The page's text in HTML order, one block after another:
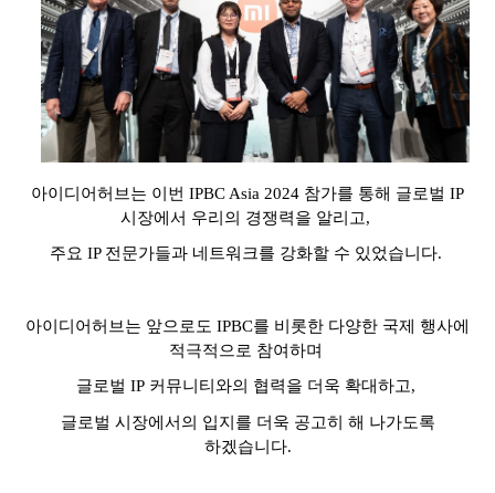
아이디어허브는 이번 IPBC Asia 2024 참가를 통해 글로벌 IP
시장에서 우리의 경쟁력을 알리고,
주요 IP 전문가들과 네트워크를 강화할 수 있었습니다.
아이디어허브는 앞으로도 IPBC를 비롯한 다양한 국제 행사에
적극적으로 참여하며
글로벌 IP 커뮤니티와의 협력을 더욱 확대하고,
글로벌 시장에서의 입지를 더욱 공고히 해 나가도록
하겠습니다.